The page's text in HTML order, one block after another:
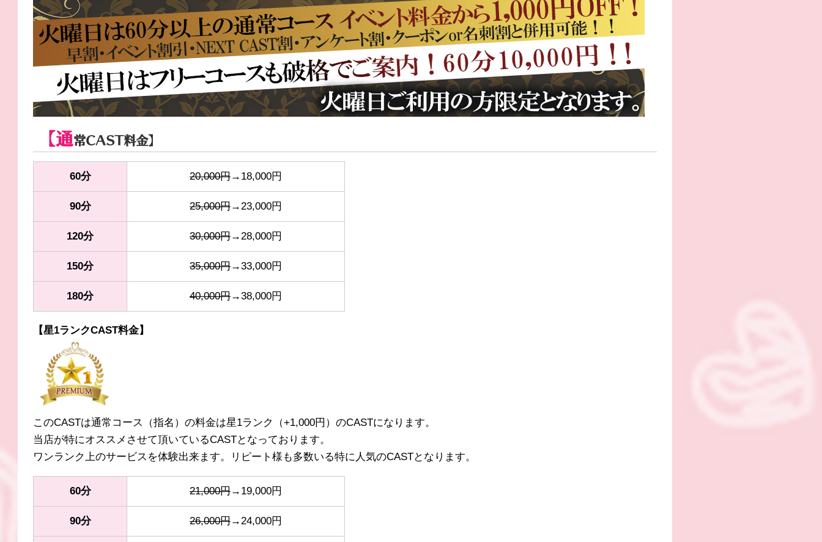
【通常CAST料金】
60分 20,000円→18,000円
90分 25,000円→23,000円
120分 30,000円→28,000円
150分 35,000円→33,000円
180分 40,000円→38,000円
【星1ランクCAST料金】
このCASTは通常コース（指名）の料金は星1ランク（+1,000円）のCASTになります。
当店が特にオススメさせて頂いているCASTとなっております。
ワンランク上のサービスを体験出来ます。リピート様も多数いる特に人気のCASTとなります。
60分 21,000円→19,000円
90分 26,000円→24,000円